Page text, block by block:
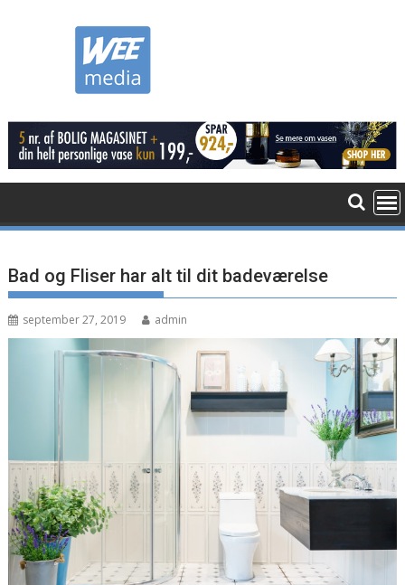
Bad og Fliser har alt til dit badeværelse
september 27, 2019 admin